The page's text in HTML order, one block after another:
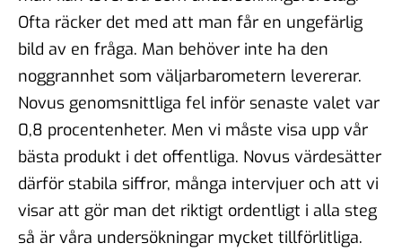
Ofta räcker det med att man får en ungefärlig
bild av en fråga. Man behöver inte ha den
noggrannhet som väljarbarometern levererar.
Novus genomsnittliga fel inför senaste valet var
0,8 procentenheter. Men vi måste visa upp vår
bästa produkt i det offentliga. Novus värdesätter
därför stabila siffror, många intervjuer och att vi
visar att gör man det riktigt ordentligt i alla steg
så är våra undersökningar mycket tillförlitliga.